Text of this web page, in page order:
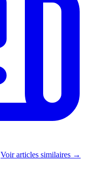
Voir articles similaires →